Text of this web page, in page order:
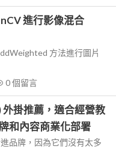
進行影像混合
方法進行圖片
0個留言
掛推薦，適合經營教
和內容商業化部署
品牌，因為它們沒有太多